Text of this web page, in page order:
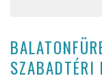
SZABADTÉRI